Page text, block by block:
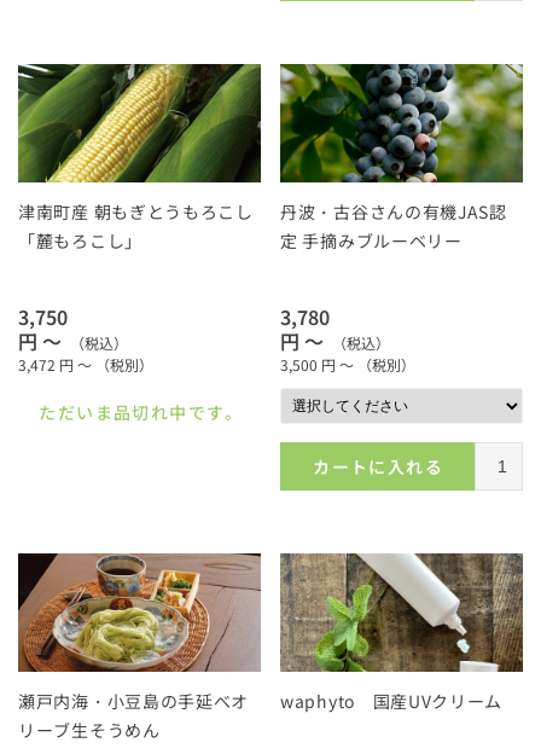
津南町産 朝もぎとうもろこし
「麓もろこし」
3,750
円 ～
（税込）
3,472 円 ～ （税別）
ただいま品切れ中です。
丹波・古谷さんの有機JAS認
定 手摘みブルーベリー
3,780
円 ～
（税込）
3,500 円 ～ （税別）
カートに入れる
瀬戸内海・小豆島の手延べオ
リーブ生そうめん
waphyto 国産UVクリーム